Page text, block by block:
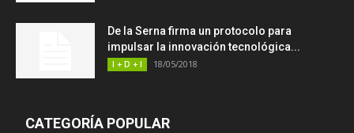
De la Serna firma un protocolo para
impulsar la innovación tecnológica...
I + D + I 18/05/2018
CATEGORÍA POPULAR